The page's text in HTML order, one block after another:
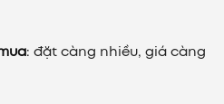
: đặt càng nhiều, giá càng